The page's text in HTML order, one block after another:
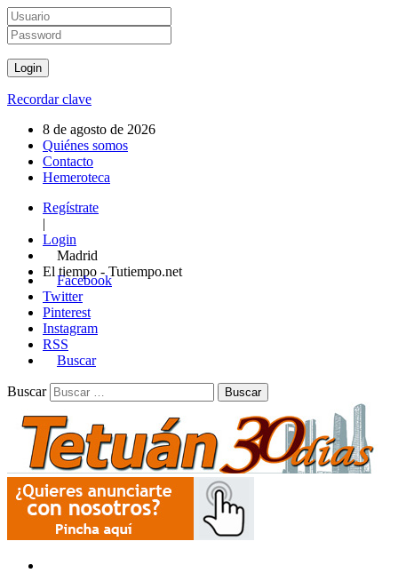
Recordar clave
8 de agosto de 2026
Quiénes somos
Contacto
Hemeroteca
Regístrate
|
Login
Madrid
El tiempo - Tutiempo.net
Facebook
Twitter
Pinterest
Instagram
RSS
Buscar
Buscar